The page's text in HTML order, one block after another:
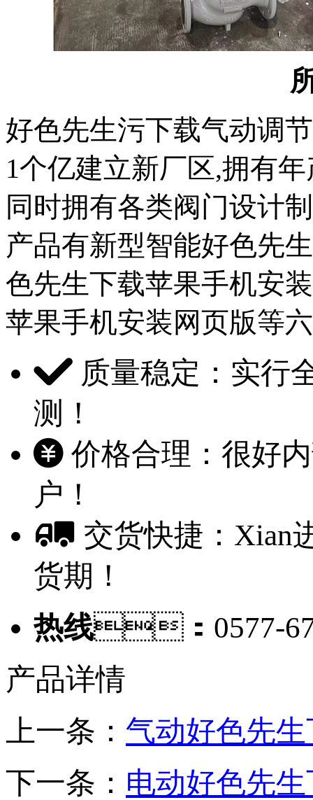
好色先生污下载气动调
1个亿建立新厂区,拥有年
同时拥有各类阀门设计
产品有新型智能好色先生
色先生下载苹果手机安装
苹果手机安装网页版等六
质量稳定：实
测！
价格合理：很好
户！
交货快捷：Xian
货期！
热线：0577-
产品详情
上一条： 气动好色先
下一条： 电动好色先